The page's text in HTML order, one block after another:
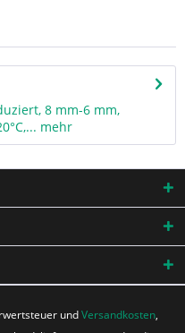
8 mm-6 mm,
mehr
undVersandkosten,